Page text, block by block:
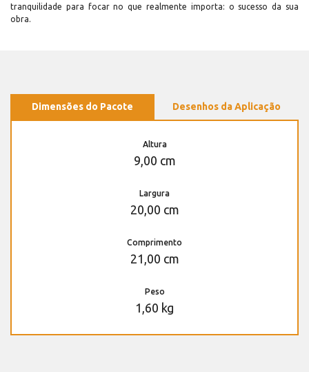
tranquilidade para focar no que realmente importa: o sucesso da sua
obra.
Dimensões do Pacote Desenhos da Aplicação
Altura
9,00 cm
Largura
20,00 cm
Comprimento
21,00 cm
Peso
1,60 kg